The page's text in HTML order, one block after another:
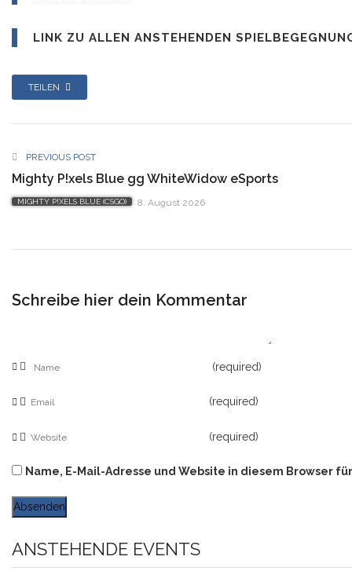
LINK ZU ALLEN ANSTEHENDEN
TEILEN
PREVIOUS POST
Mighty P!xels Blue gg WhiteWidow eSports
MIGHTY P!XELS BLUE (CSGO) 8. August 2026
Schreibe hier dein Kommentar
(required)
(required)
(required)
Name, E-Mail-Adresse und Website in diesem Browser
ANSTEHENDE EVENTS